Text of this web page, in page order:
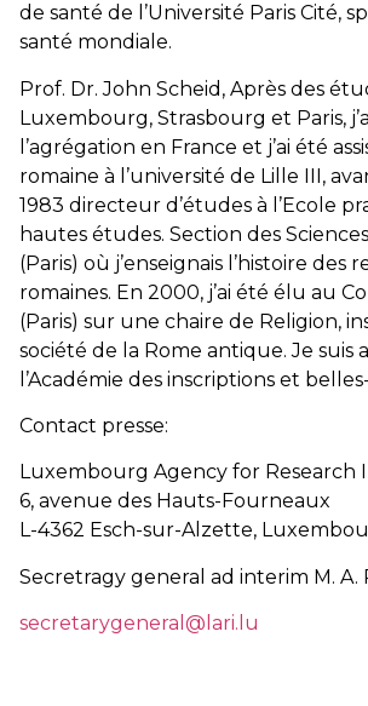
de santé de l’Université Paris Cité,
santé mondiale.
Prof. Dr. John Scheid, Après des
Luxembourg, Strasbourg et Paris,
l’agrégation en France et j’ai été
romaine à l’université de Lille III,
1983 directeur d’études à l’Ecole
hautes études. Section des
(Paris) où j’enseignais l’histoire des
romaines. En 2000, j’ai été élu au
(Paris) sur une chaire de Religion,
société de la Rome antique. Je suis
l’Académie des inscriptions et
Contact presse:
Luxembourg Agency for Research
6, avenue des Hauts-Fourneaux
L-4362 Esch-sur-Alzette,
Secretragy general ad interim M. A.
secretarygeneral@lari.lu